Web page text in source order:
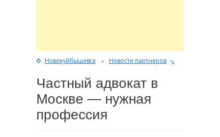
Новокуйбышевск Новости партнеров
Частный адвокат в
Москве — нужная
профессия